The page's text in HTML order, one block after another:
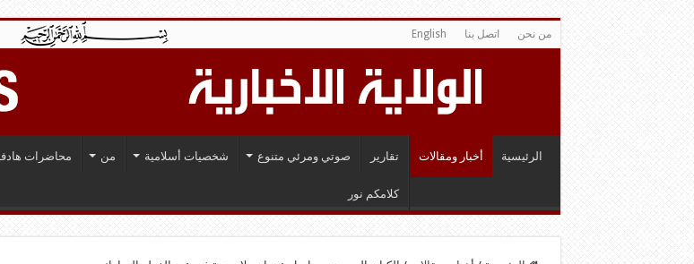
من نحن اتصل بنا English
الرئيسية أخبار ومقالات تقارير صوتي ومرئي متنوع شخصيات أسلامية من محاضرات
كلامكم نور